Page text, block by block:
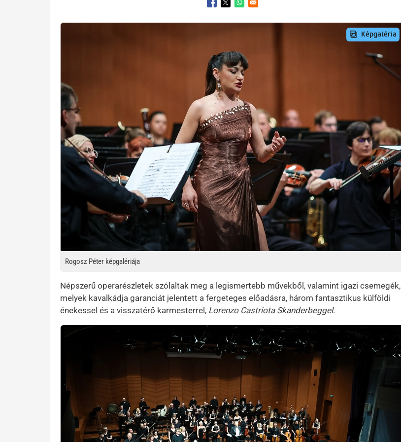
Opens in a new window
Opens in a new window
Opens in a new window
Preview Image
Rogosz Péter képgalériája
Népszerű operarészletek szólaltak meg a legismertebb művekből, valamint igazi csemegék,
melyek kavalkádja garanciát jelentett a fergeteges előadásra, három fantasztikus külföldi
énekessel és a visszatérő karmesterrel, Lorenzo Castriota Skanderbeggel.
Kép